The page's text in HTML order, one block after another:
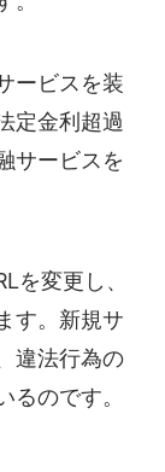
ービスを装
定金利超過
サービスを
を変更し、
す。新規サ
違法行為の
のです。